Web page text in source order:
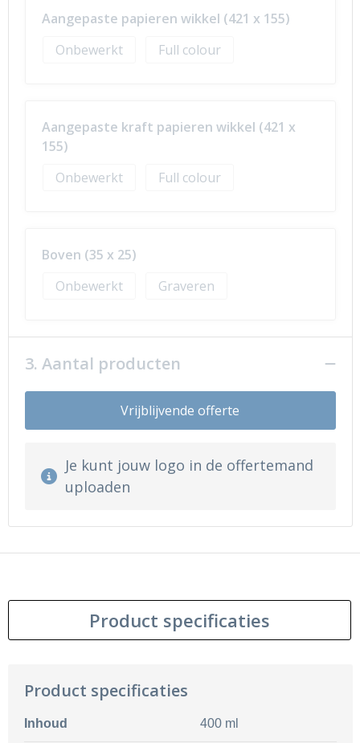
Aangepaste papieren wikkel (421 x 155)
Onbewerkt
Full colour
Aangepaste kraft papieren wikkel (421 x
155)
Onbewerkt
Full colour
Boven (35 x 25)
Onbewerkt
Graveren
3. Aantal producten
Vrijblijvende offerte
Je kunt jouw logo in de offertemand
uploaden
Product specificaties
Product specificaties
Inhoud 400 ml